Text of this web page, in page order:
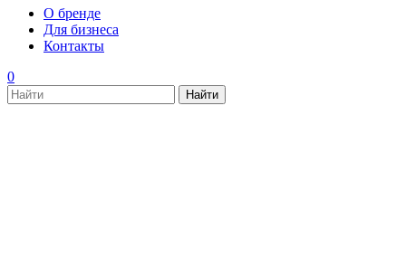
О бренде
Для бизнеса
Контакты
0